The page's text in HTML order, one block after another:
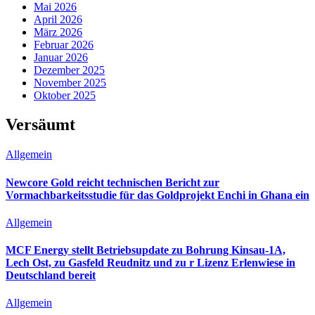
Mai 2026
April 2026
März 2026
Februar 2026
Januar 2026
Dezember 2025
November 2025
Oktober 2025
Versäumt
Allgemein
Newcore Gold reicht technischen Bericht zur
Vormachbarkeitsstudie für das Goldprojekt Enchi in Ghana ein
Allgemein
MCF Energy stellt Betriebsupdate zu Bohrung Kinsau-1A,
Lech Ost, zu Gasfeld Reudnitz und zu r Lizenz Erlenwiese in
Deutschland bereit
Allgemein